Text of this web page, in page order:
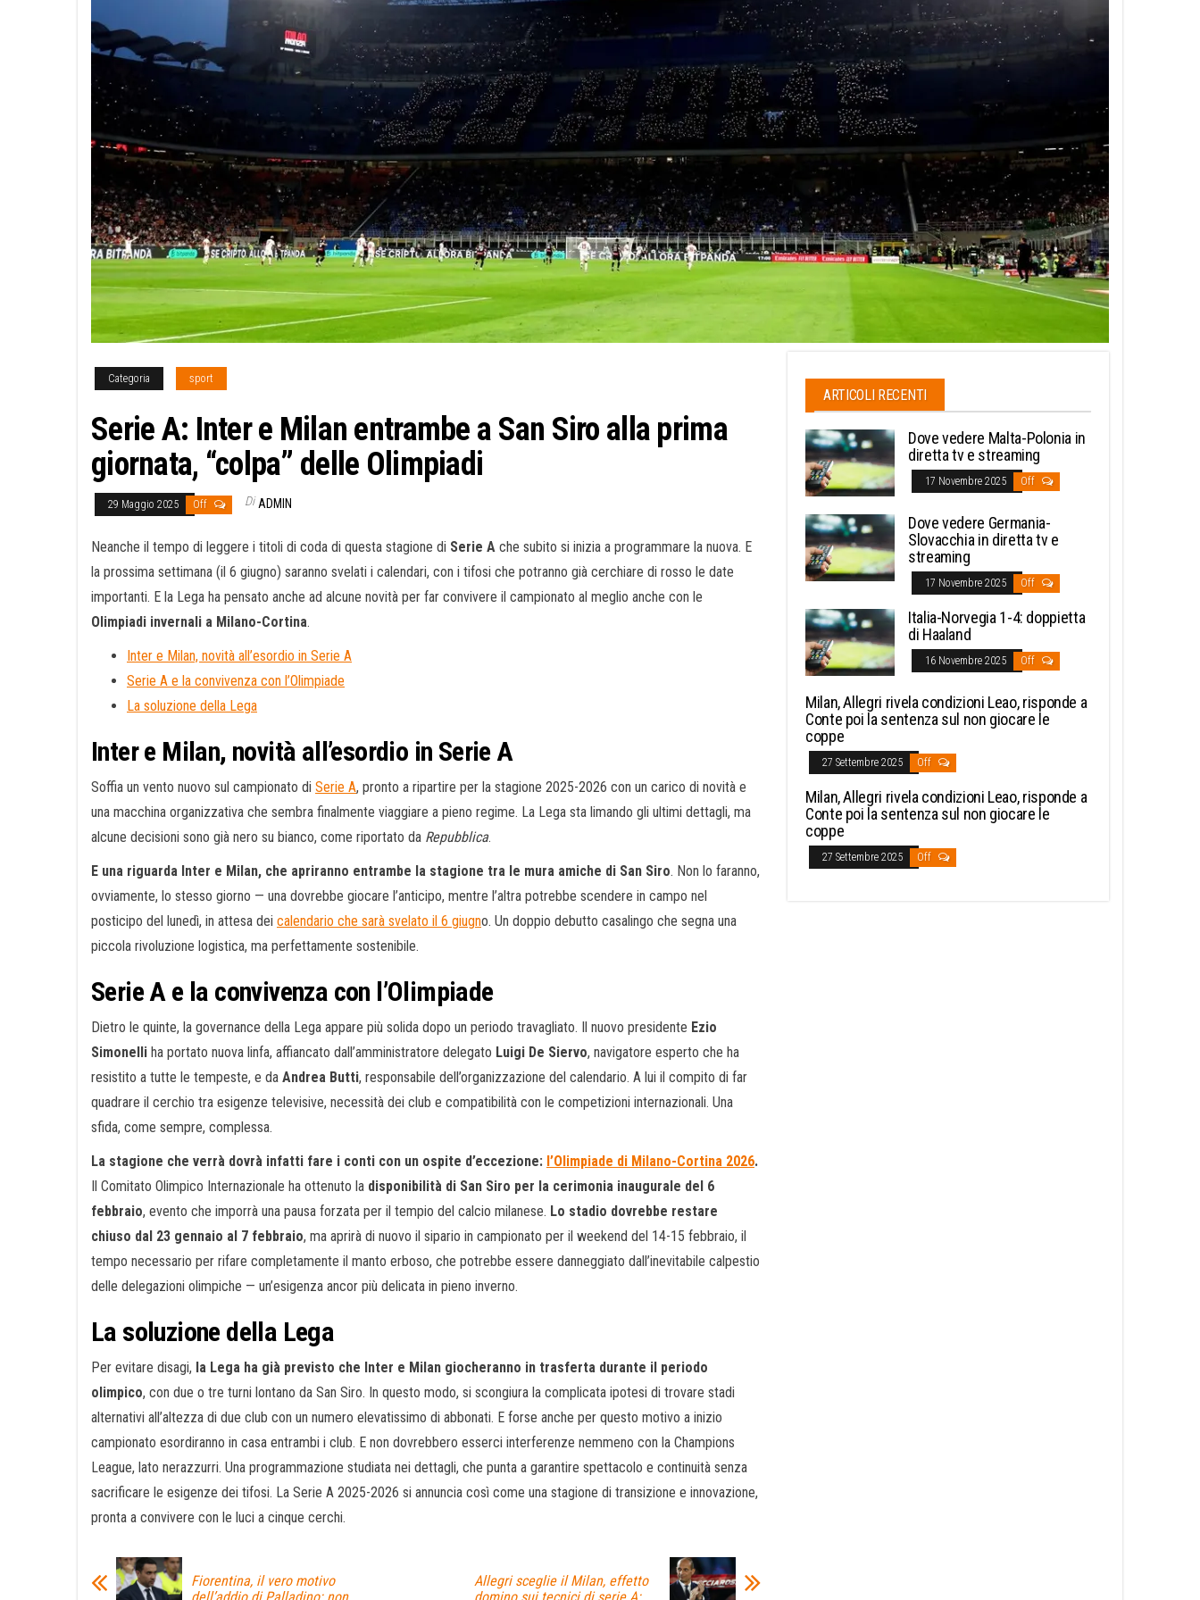
Categoria sport
Serie A: Inter e Milan entrambe a San Siro alla prima
giornata, “colpa” delle Olimpiadi
29 Maggio 2025 Off Di ADMIN
Neanche il tempo di leggere i titoli di coda di questa stagione di Serie A che subito si inizia a programmare la nuova. E
la prossima settimana (il 6 giugno) saranno svelati i calendari, con i tifosi che potranno già cerchiare di rosso le date
importanti. E la Lega ha pensato anche ad alcune novità per far convivere il campionato al meglio anche con le
Olimpiadi invernali a Milano-Cortina.
Inter e Milan, novità all’esordio in Serie A
Serie A e la convivenza con l’Olimpiade
La soluzione della Lega
Inter e Milan, novità all’esordio in Serie A
Soffia un vento nuovo sul campionato di Serie A, pronto a ripartire per la stagione 2025-2026 con un carico di novità e
una macchina organizzativa che sembra finalmente viaggiare a pieno regime. La Lega sta limando gli ultimi dettagli, ma
alcune decisioni sono già nero su bianco, come riportato da Repubblica.
E una riguarda Inter e Milan, che apriranno entrambe la stagione tra le mura amiche di San Siro. Non lo faranno,
ovviamente, lo stesso giorno — una dovrebbe giocare l’anticipo, mentre l’altra potrebbe scendere in campo nel
posticipo del lunedì, in attesa dei calendario che sarà svelato il 6 giugno. Un doppio debutto casalingo che segna una
piccola rivoluzione logistica, ma perfettamente sostenibile.
Serie A e la convivenza con l’Olimpiade
Dietro le quinte, la governance della Lega appare più solida dopo un periodo travagliato. Il nuovo presidente Ezio
Simonelli ha portato nuova linfa, affiancato dall’amministratore delegato Luigi De Siervo, navigatore esperto che ha
resistito a tutte le tempeste, e da Andrea Butti, responsabile dell’organizzazione del calendario. A lui il compito di far
quadrare il cerchio tra esigenze televisive, necessità dei club e compatibilità con le competizioni internazionali. Una
sfida, come sempre, complessa.
La stagione che verrà dovrà infatti fare i conti con un ospite d’eccezione: l’Olimpiade di Milano-Cortina 2026.
Il Comitato Olimpico Internazionale ha ottenuto la disponibilità di San Siro per la cerimonia inaugurale del 6
febbraio, evento che imporrà una pausa forzata per il tempio del calcio milanese. Lo stadio dovrebbe restare
chiuso dal 23 gennaio al 7 febbraio, ma aprirà di nuovo il sipario in campionato per il weekend del 14-15 febbraio, il
tempo necessario per rifare completamente il manto erboso, che potrebbe essere danneggiato dall’inevitabile calpestio
delle delegazioni olimpiche — un’esigenza ancor più delicata in pieno inverno.
La soluzione della Lega
Per evitare disagi, la Lega ha già previsto che Inter e Milan giocheranno in trasferta durante il periodo
olimpico, con due o tre turni lontano da San Siro. In questo modo, si scongiura la complicata ipotesi di trovare stadi
alternativi all’altezza di due club con un numero elevatissimo di abbonati. E forse anche per questo motivo a inizio
campionato esordiranno in casa entrambi i club. E non dovrebbero esserci interferenze nemmeno con la Champions
League, lato nerazzurri. Una programmazione studiata nei dettagli, che punta a garantire spettacolo e continuità senza
sacrificare le esigenze dei tifosi. La Serie A 2025-2026 si annuncia così come una stagione di transizione e innovazione,
pronta a convivere con le luci a cinque cerchi.
Fiorentina, il vero motivo
Allegri sceglie il Milan, effetto
ARTICOLI RECENTI
Dove vedere Malta-Polonia in
diretta tv e streaming
17 Novembre 2025 Off
Dove vedere Germania-
Slovacchia in diretta tv e
streaming
17 Novembre 2025 Off
Italia-Norvegia 1-4: doppietta
di Haaland
16 Novembre 2025 Off
Milan, Allegri rivela condizioni Leao, risponde a
Conte poi la sentenza sul non giocare le
coppe
27 Settembre 2025 Off
Milan, Allegri rivela condizioni Leao, risponde a
Conte poi la sentenza sul non giocare le
coppe
27 Settembre 2025 Off